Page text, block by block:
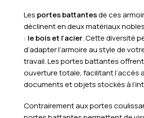
Les portes battantesde ces
déclinent en deux matériaux
: le bois et l’acier. Cette diversité
d’adapter l’armoire au style de
travail. Les portes battantes
ouverture totale, facilitant l’accès
documents et objets stockés à
Contrairement aux portes